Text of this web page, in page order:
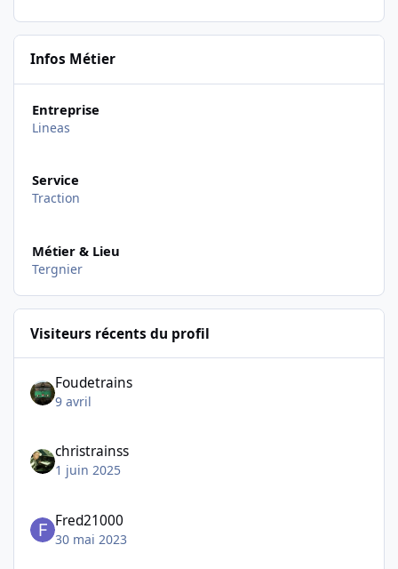
Infos Métier
Entreprise
Lineas
Service
Traction
Métier & Lieu
Tergnier
Visiteurs récents du profil
Foudetrains
9 avril
christrainss
1 juin 2025
Fred21000
30 mai 2023